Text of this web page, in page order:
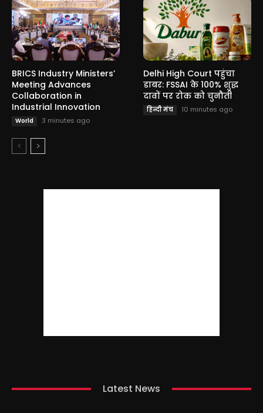
BRICS Industry Ministers’
Meeting Advances
Collaboration in
Industrial Innovation
World 3 minutes ago
Delhi High Court पहुंचा
डाबर: FSSAI के 100% शुद्ध
दावों पर रोक को चुनौती
हिन्दी मंच 10 minutes ago
Latest News